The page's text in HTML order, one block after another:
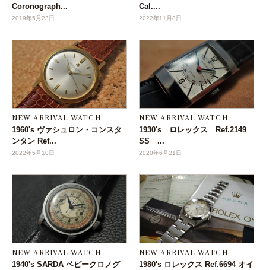
Coronograph...
2019年5月23日
Cal....
2022年11月8日
NEW ARRIVAL WATCH
1960's ヴァシュロン・コンスタ
ンタン Ref...
2022年5月10日
NEW ARRIVAL WATCH
1930's ロレックス Ref.2149
SS ...
2020年6月21日
NEW ARRIVAL WATCH
1940's SARDA ベビークロノグ
NEW ARRIVAL WATCH
1980's ロレックス Ref.6694 オイ